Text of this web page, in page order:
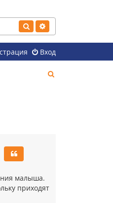
Поиск
Вход
малыша.
приходят